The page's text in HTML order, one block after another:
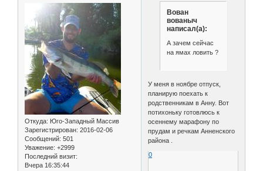
Откуда: Юго-Западный Массив
Зарегистрирован: 2016-02-06
Сообщений: 501
Уважение: +2999
Последний визит:
Вчера 16:35:44
Вован
вованыч
написал(а):
А зачем сейчас
на ямах ловить ?
У меня в ноябре отпуск,
планирую поехать к
родственникам в Анну. Вот
потихоньку готовлюсь к
осеннему марафону по
прудам и речкам Анненского
района .
0